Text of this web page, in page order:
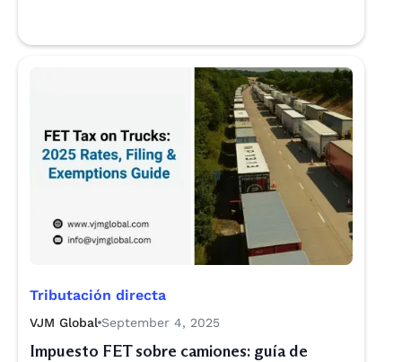
Tributación directa
VJM Global September 4, 2025
Impuesto FET sobre camiones: guía de